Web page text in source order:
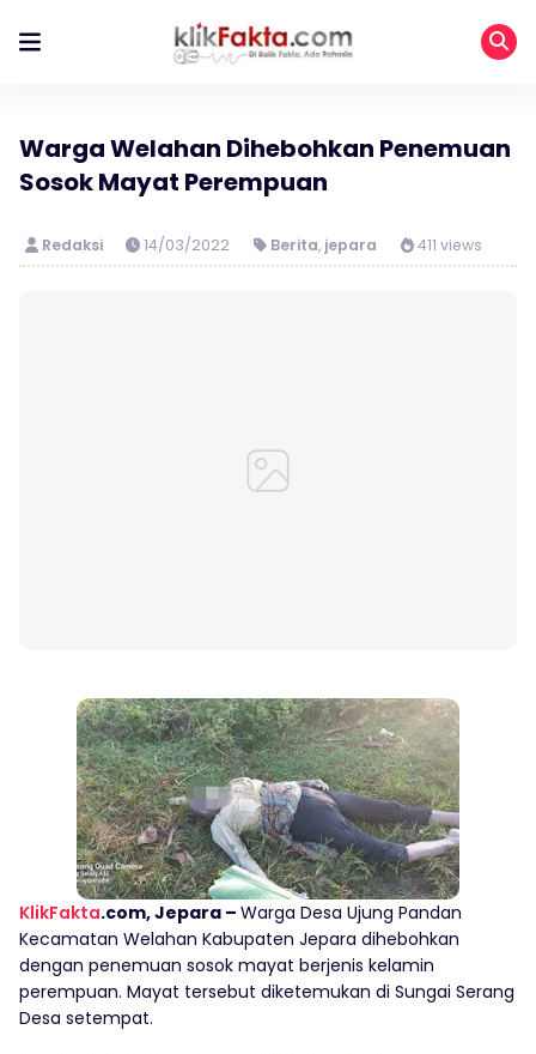
Warga Welahan Dihebohkan Penemuan
Sosok Mayat Perempuan
Redaksi 14/03/2022 Berita, jepara 411 views
KlikFakta.com, Jepara – Warga Desa Ujung Pandan
Kecamatan Welahan Kabupaten Jepara dihebohkan
dengan penemuan sosok mayat berjenis kelamin
perempuan. Mayat tersebut diketemukan di Sungai Serang
Desa setempat.